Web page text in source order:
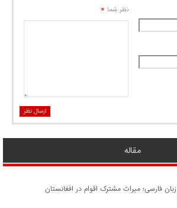
نظر شما *
ارسال نظر
مقاله
زبان فارسی؛ میراث مشترک اقوام در افغانستان